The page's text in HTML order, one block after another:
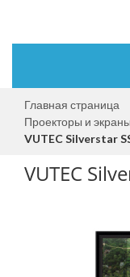
Главная страница
Проекторы и экраны
VUTEC Silverstar
VUTEC